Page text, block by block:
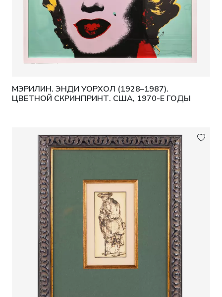
МЭРИЛИН. ЭНДИ УОРХОЛ (1928–1987).
ЦВЕТНОЙ СКРИНПРИНТ. США, 1970-Е ГОДЫ